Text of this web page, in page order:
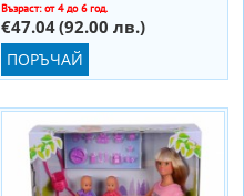
Възраст: от 4 до 6 год.
€47.04(92.00 лв.)
ПОРЪЧАЙ